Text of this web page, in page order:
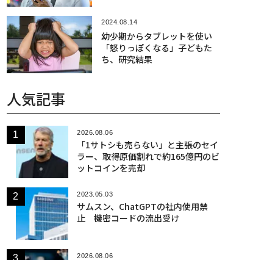
2024.08.14
幼少期からタブレットを使い
「怒りっぽくなる」子どもた
ち、研究結果
人気記事
2026.08.06
「1サトシも売らない」と主張のセイ
ラー、取得原価割れで約165億円のビ
ットコインを売却
2023.05.03
サムスン、ChatGPTの社内使用禁
止 機密コードの流出受け
2026.08.06